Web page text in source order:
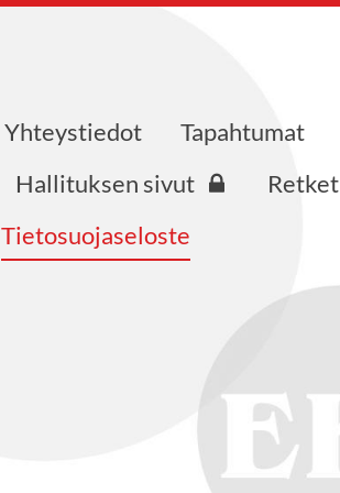
Yhteystiedot
Tapahtumat
Hallituksen sivut
Retket
Tietosuojaseloste